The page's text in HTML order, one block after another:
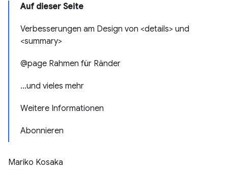
Auf dieser Seite
Verbesserungen am Design von <details> und
<summary>
@page Rahmen für Ränder
…und vieles mehr
Weitere Informationen
Abonnieren
Mariko Kosaka